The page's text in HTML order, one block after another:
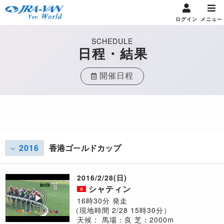
ログイン メニュー
SCHEDULE
日程・結果
開催日程
2016 香港ゴールドカップ
2016/2/28(日)
シャティン
16時30分 発走
（現地時間 2/28 15時30分）
天候： 馬場：良 芝：2000m